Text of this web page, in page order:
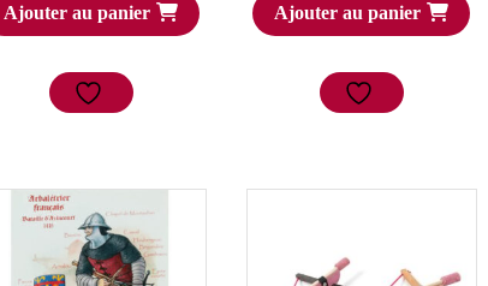
Ajouter au panier Ajouter au panier